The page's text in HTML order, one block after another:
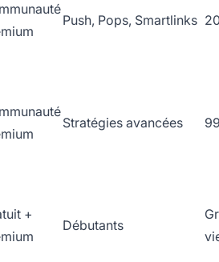
Push, Pops, Smartlinks
Stratégies avancées
+
Débutants